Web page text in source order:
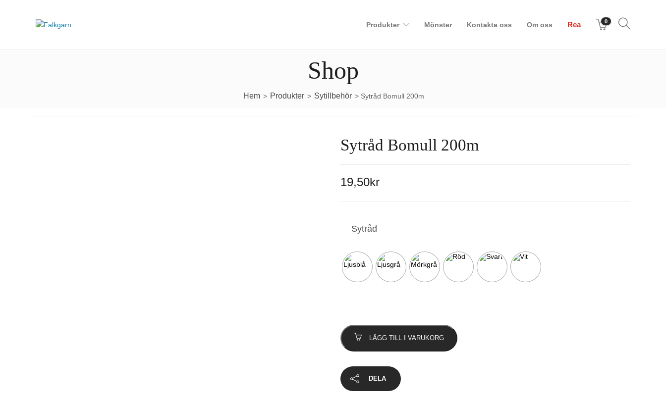
Produkter Mönster Kontakta oss Om oss Rea 0
Shop
Hem > Produkter > Sytillbehör > Sytråd Bomull 200m
Sytråd Bomull 200m
19,50kr
Sytråd
Sytråd
Bomull
200m
LÄGG TILL I VARUKORG
DELA